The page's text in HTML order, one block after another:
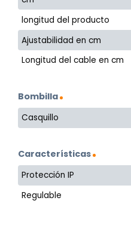
longitud del producto
Ajustabilidad en cm
Longitud del cable en cm
Bombilla
Casquillo
Características
Protección IP
Regulable